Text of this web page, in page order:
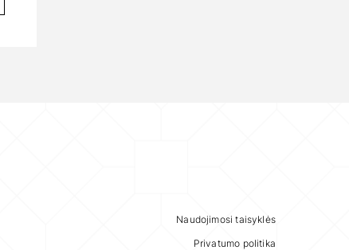
Naudojimosi taisyklės
Privatumo politika